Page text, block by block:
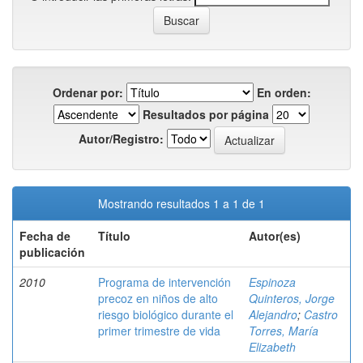
Ordenar por:
En orden:
Resultados por página
Autor/Registro:
Mostrando resultados 1 a 1 de 1
Fecha de
publicación
Título Autor(es)
2010
Programa de intervención
precoz en niños de alto
riesgo biológico durante el
primer trimestre de vida
Espinoza
Quinteros, Jorge
Alejandro; Castro
Torres, María
Elizabeth